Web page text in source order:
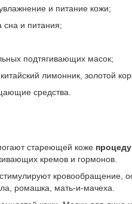
и питание кожи;
сна и питания;
подтягивающих масок;
лимонник, золотой
средства.
стареющей коже
кремов и гормонов.
кровообращение,
ромашка, мать-и-мачеха.